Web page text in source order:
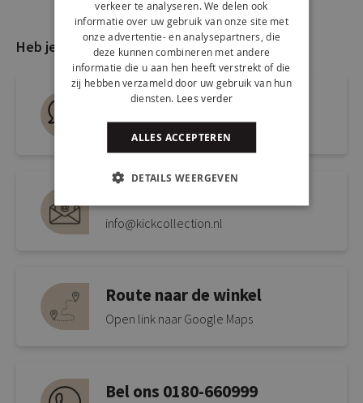
Heb je nog vragen?
Live chat
Snel antwoord op je vraag
info@kickcollection.nl
Route naar de winkel
Open link naar Google Maps
Bel ons 0180-660999
verkeer te analyseren. We delen ook
informatie over uw gebruik van onze site met
onze advertentie- en analysepartners, die
deze kunnen combineren met andere
informatie die u aan hen heeft verstrekt of die
zij hebben verzameld door uw gebruik van hun
diensten. Lees verder
ALLES ACCEPTEREN
DETAILS WEERGEVEN